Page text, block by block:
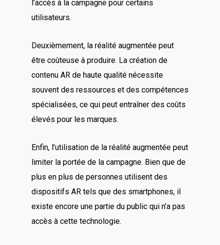
l’accès à la campagne pour certains
utilisateurs.
Deuxièmement, la réalité augmentée peut
être coûteuse à produire. La création de
contenu AR de haute qualité nécessite
souvent des ressources et des compétences
spécialisées, ce qui peut entraîner des coûts
élevés pour les marques.
Enfin, l’utilisation de la réalité augmentée peut
limiter la portée de la campagne. Bien que de
plus en plus de personnes utilisent des
dispositifs AR tels que des smartphones, il
existe encore une partie du public qui n’a pas
accès à cette technologie.